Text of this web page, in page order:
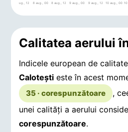
7 aug., 12 8 aug., 00 8 aug., 12 9 aug., 00 9 aug., 12 10 aug., 00 10
Calitatea aerului
Indicele european de
Caloteşti este în acest
35 · corespunzătoare
,
unei calități a aerului
corespunzătoare.